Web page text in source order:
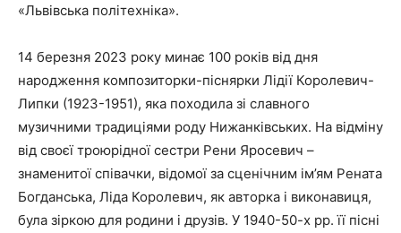
«Львівська політехніка».
14 березня 2023 року минає 100 років від дня
народження композиторки-піснярки Лідії Королевич-
Липки (1923-1951), яка походила зі славного
музичними традиціями роду Нижанківських. На відміну
від своєї троюрідної сестри Рени Яросевич –
знаменитої співачки, відомої за сценічним ім’ям Рената
Богданська, Ліда Королевич, як авторка і виконавиця,
була зіркою для родини і друзів. У 1940-50-х рр. її пісні